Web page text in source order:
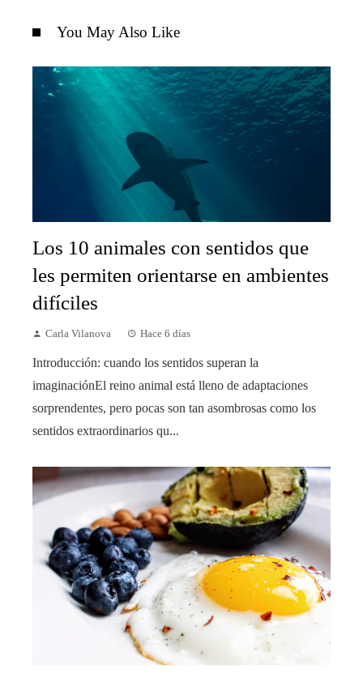
You May Also Like
Los 10 animales con sentidos que
les permiten orientarse en ambientes
difíciles
Carla Vilanova Hace 6 días
Introducción: cuando los sentidos superan la
imaginaciónEl reino animal está lleno de adaptaciones
sorprendentes, pero pocas son tan asombrosas como los
sentidos extraordinarios qu...